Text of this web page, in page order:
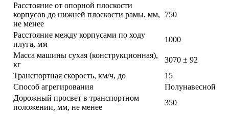
Расстояние от опорной плоскости
корпусов до нижней плоскости рамы, мм,
не менее
750
Расстояние между корпусами по ходу
плуга, мм
1000
Масса машины сухая (конструкционная),
кг
3070 ± 92
Транспортная скорость, км/ч, до
15
Способ агрегирования
Полунавесной
Дорожный просвет в транспортном
положении, мм, не менее
350